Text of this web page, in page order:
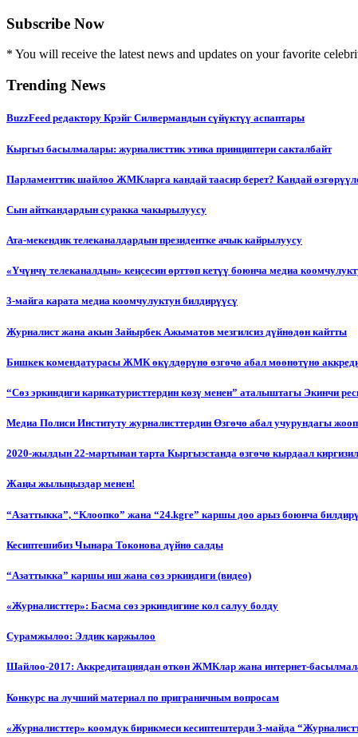
Subscribe Now
* You will receive the latest news and updates on your favorite
Trending News
BuzzFeed редактору Крэйг Силвермандын сүйүктүү аспаптары
Кыргыз басылмалары: журналисттик этика принциптери сакталбайт
Парламенттик шайлоо ЖМКларга кандай таасир берет? Кандай
Сын айткандардын суракка чакырылуусу
Ата-мекендик телеканалдардын президентке ачык кайрылуусу
«Үчүнчү телеканалдын» кеңсесин өрттөп кетүү боюнча медиа
3-майга карата медиа коомчулуктун билдирүүсү
Журналист жана акын Зайырбек Ажыматов мезгилсиз дүйнөдөн кайтты
Бишкек комендатурасы ЖМК өкүлдөрүнө өзгөчө абал мөөнөтүнө
“Сөз эркиндиги карикатуристтердин көзү менен” аталыштагы Экинчи
Медиа Полиси Институту журналисттердин Өзгөчө абал учурундагы
2020-жылдын 22-мартынан тарта Кыргызстанда өзгөчө кырдаал
Жаңы жылыңыздар менен!
“Азаттыкка”, “Клоопко” жана “24.kgге” каршы доо арыз боюнча
Кесиптешибиз Чынара Токонова дүйнө салды
“Азаттыкка” каршы иш жана сөз эркиндиги (видео)
«Журналисттер»: Басма сөз эркиндигине кол салуу болду
Сурамжылоо: Элдик каржылоо
Шайлоо-2017: Аккредитациядан өткөн ЖМКлар жана интернет-
Конкурс на лучший материал по приграничным вопросам
«Журналисттер» коомдук бирикмеси кесиптештерди 3-майда